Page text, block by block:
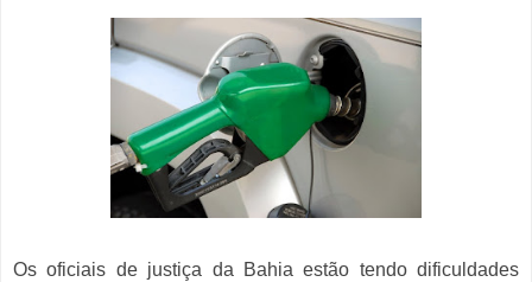
Os oficiais de justiça da Bahia estão tendo dificuldades